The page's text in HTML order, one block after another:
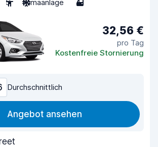
5 Klimaanlage 4
32,56 €
pro Tag
Kostenfreie Stornierung
Durchschnittlich
Angebot ansehen